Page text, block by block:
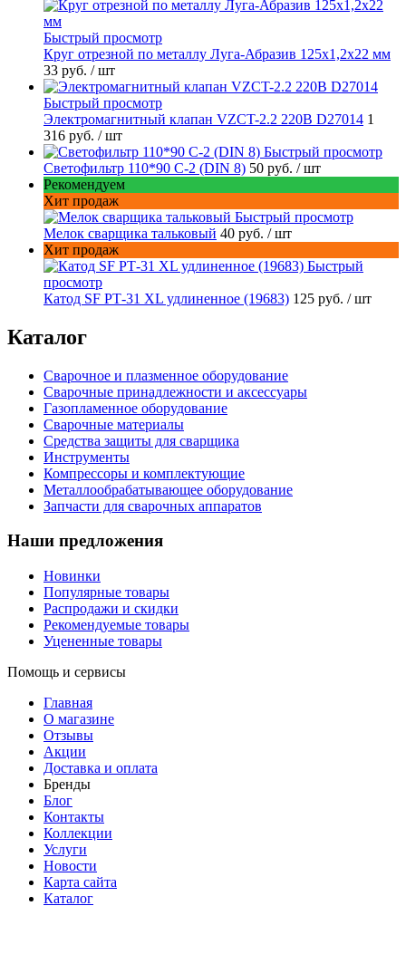
Быстрый просмотр
Круг отрезной по металлу Луга-Абразив 125x1,2x22 мм
33 руб. / шт
Быстрый просмотр
Электромагнитный клапан VZCT-2.2 220В D27014 1
316 руб. / шт
Быстрый просмотр
Светофильтр 110*90 С-2 (DIN 8) 50 руб. / шт
Рекомендуем
Хит продаж
Быстрый просмотр
Мелок сварщика тальковый 40 руб. / шт
Хит продаж
Быстрый
просмотр
Катод SF РТ-31 XL удлиненное (19683) 125 руб. / шт
Каталог
Сварочное и плазменное оборудование
Сварочные принадлежности и аксессуары
Газопламенное оборудование
Сварочные материалы
Средства защиты для сварщика
Инструменты
Компрессоры и комплектующие
Металлообрабатывающее оборудование
Запчасти для сварочных аппаратов
Наши предложения
Новинки
Популярные товары
Распродажи и скидки
Рекомендуемые товары
Уцененные товары
Помощь и сервисы
Главная
О магазине
Отзывы
Акции
Доставка и оплата
Бренды
Блог
Контакты
Коллекции
Услуги
Новости
Карта сайта
Каталог